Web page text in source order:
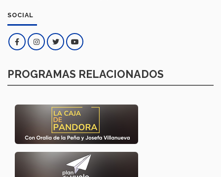
SOCIAL
PROGRAMAS RELACIONADOS